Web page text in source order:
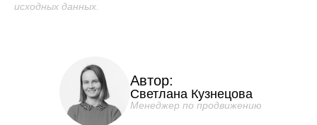
исходных данных.
Автор:
Светлана Кузнецова
Менеджер по продвижению